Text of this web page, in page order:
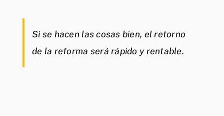
Si se hacen las cosas bien, el retorno
de la reforma será rápido y rentable.